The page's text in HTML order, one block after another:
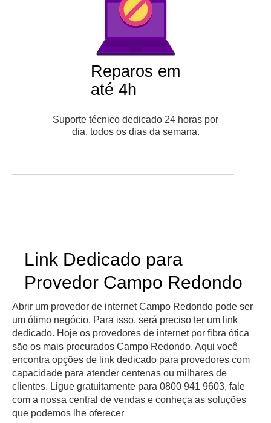
Reparos em
até 4h
Suporte técnico dedicado 24 horas por
dia, todos os dias da semana.
Link Dedicado para
Provedor Campo Redondo
Abrir um provedor de internet Campo Redondo pode ser
um ótimo negócio. Para isso, será preciso ter um link
dedicado. Hoje os provedores de internet por fibra ótica
são os mais procurados Campo Redondo. Aqui você
encontra opções de link dedicado para provedores com
capacidade para atender centenas ou milhares de
clientes. Ligue gratuitamente para 0800 941 9603, fale
com a nossa central de vendas e conheça as soluções
que podemos lhe oferecer